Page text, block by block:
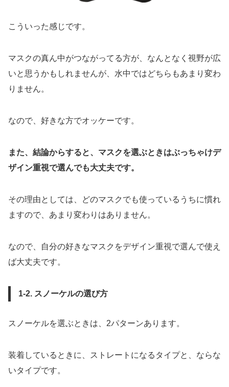
こういった感じです。
マスクの真ん中がつながってる方が、なんとなく視野が広
いと思うかもしれませんが、水中ではどちらもあまり変わ
りません。
なので、好きな方でオッケーです。
また、結論からすると、マスクを選ぶときはぶっちゃけデ
ザイン重視で選んでも大丈夫です。
その理由としては、どのマスクでも使っているうちに慣れ
ますので、あまり変わりはありません。
なので、自分の好きなマスクをデザイン重視で選んで使え
ば大丈夫です。
1-2. スノーケルの選び方
スノーケルを選ぶときは、2パターンあります。
装着しているときに、ストレートになるタイプと、ならな
いタイプです。